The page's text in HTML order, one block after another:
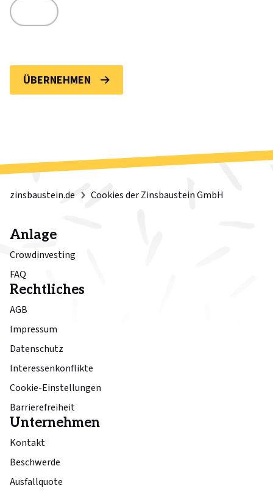
ÜBERNEHMEN
zinsbaustein.de Cookies der Zinsbaustein GmbH
Anlage
Crowdinvesting
FAQ
Unternehmen
Kontakt
Beschwerde
Ausfallquote
Rechtliches
AGB
Impressum
Datenschutz
Interessenkonflikte
Cookie-Einstellungen
Barrierefreiheit